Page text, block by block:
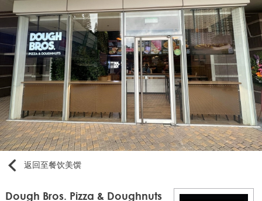
返回至餐饮美馔
Dough Bros. Pizza & Doughnuts